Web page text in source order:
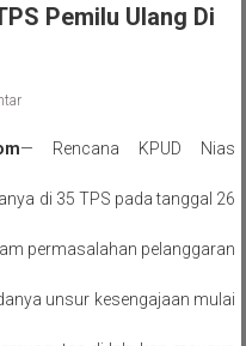
Pemilu Ulang Di
— Rencana KPUD Nias
di 35 TPS pada tanggal 26
permasalahan pelanggaran
unsur kesengajaan mulai